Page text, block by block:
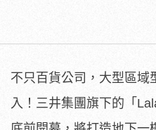
不只百貨公司， 大型區域
入！三井集團旗下的「